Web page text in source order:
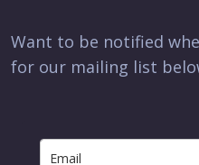
Want to be notified
for our mailing list